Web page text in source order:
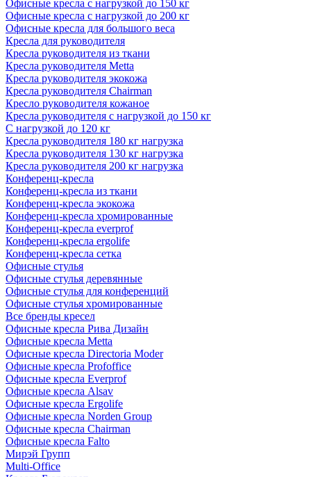
Офисные кресла с нагрузкой до 150 кг
Офисные кресла с нагрузкой до 200 кг
Офисные кресла для большого веса
Кресла для руководителя
Кресла руководителя из ткани
Кресла руководителя Metta
Кресла руководителя экокожа
Кресла руководителя Chairman
Кресло руководителя кожаное
Кресла руководителя с нагрузкой до 150 кг
С нагрузкой до 120 кг
Кресла руководителя 180 кг нагрузка
Кресла руководителя 130 кг нагрузка
Кресла руководителя 200 кг нагрузка
Конференц-кресла
Конференц-кресла из ткани
Конференц-кресла экокожа
Конференц-кресла хромированные
Конференц-кресла everprof
Конференц-кресла ergolife
Конференц-кресла сетка
Офисные стулья
Офисные стулья деревянные
Офисные стулья для конференций
Офисные стулья хромированные
Все бренды кресел
Офисные кресла Рива Дизайн
Офисные кресла Metta
Офисные кресла Directoria Moder
Офисные кресла Profoffice
Офисные кресла Everprof
Офисные кресла Alsav
Офисные кресла Ergolife
Офисные кресла Norden Group
Офисные кресла Chairman
Офисные кресла Falto
Мирэй Групп
Multi-Office